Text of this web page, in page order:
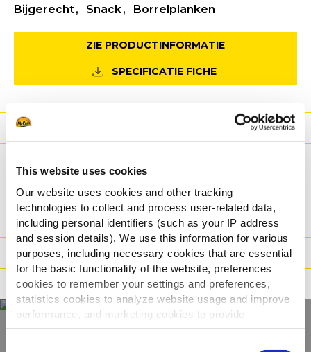
This website uses cookies
Our website uses cookies and other tracking
technologies to collect and process user-related data,
including personal identifiers (such as your IP address
and session details). We use this information for various
purposes, including necessary cookies that are essential
for the basic functionality of the website, preferences
cookies to remember your settings and preferences,
statistics cookies to analyze website usage and improve
performance, and marketing cookies to provide
personalized content and advertising.
Bijgerecht
Snack Borrelplanken
ZIE PRODUCTINFORMATIE
SPECIFICATIE FICHE
Voordeel
Ingrediënten
Gewicht/Logistiek
Bereidingswijzen
Certificaties